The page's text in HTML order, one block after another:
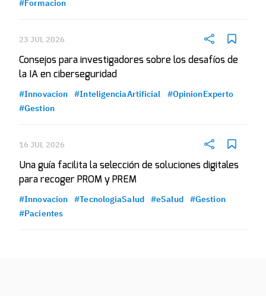
#Formacion
23 JUL 2026
Consejos para investigadores sobre los desafíos de
la IA en ciberseguridad
#Innovacion #InteligenciaArtificial
#OpinionExperto
#Gestion
16 JUL 2026
Una guía facilita la selección de soluciones digitales
para recoger PROM y PREM
#Innovacion #TecnologiaSalud #eSalud
#Gestion
#Pacientes